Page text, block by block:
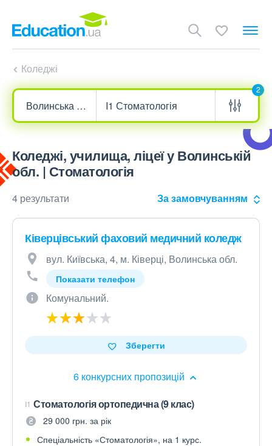
Коледжі
2
Коледжі, училища, ліцеї у Волинській
обл. | Стоматологія
4 результати За замовчуванням
Ківерцівський фаховий медичний коледж
вул. Київська, 4, м. Ківерці, Волинська обл.
Показати телефон
Комунальний.
6 конкурсних пропозицій
Зберегти
I1 Стоматологія ортопедична (9 клас)
29 000 грн. за рік
Спеціальність «Стоматологія», на 1 курс.